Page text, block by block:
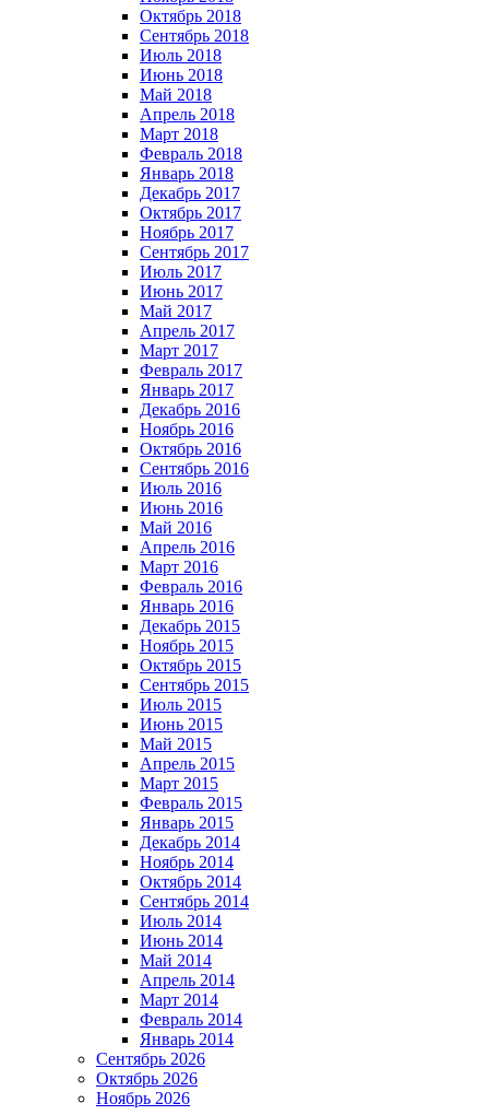
Октябрь 2018
Сентябрь 2018
Июль 2018
Июнь 2018
Май 2018
Апрель 2018
Март 2018
Февраль 2018
Январь 2018
Декабрь 2017
Октябрь 2017
Ноябрь 2017
Сентябрь 2017
Июль 2017
Июнь 2017
Май 2017
Апрель 2017
Март 2017
Февраль 2017
Январь 2017
Декабрь 2016
Ноябрь 2016
Октябрь 2016
Сентябрь 2016
Июль 2016
Июнь 2016
Май 2016
Апрель 2016
Март 2016
Февраль 2016
Январь 2016
Декабрь 2015
Ноябрь 2015
Октябрь 2015
Сентябрь 2015
Июль 2015
Июнь 2015
Май 2015
Апрель 2015
Март 2015
Февраль 2015
Январь 2015
Декабрь 2014
Ноябрь 2014
Октябрь 2014
Сентябрь 2014
Июль 2014
Июнь 2014
Май 2014
Апрель 2014
Март 2014
Февраль 2014
Январь 2014
Сентябрь 2026
Октябрь 2026
Ноябрь 2026